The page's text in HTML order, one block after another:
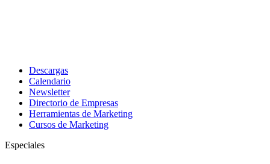
Descargas
Calendario
Newsletter
Directorio de Empresas
Herramientas de Marketing
Cursos de Marketing
Especiales